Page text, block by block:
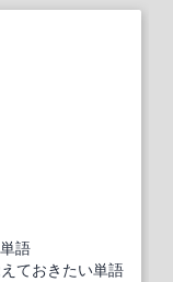
語
ておきたい単語